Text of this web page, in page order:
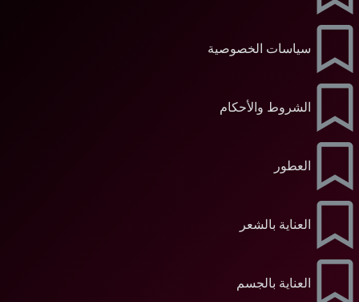
سياسات الخصوصية
الشروط والأحكام
العطور
العناية بالشعر
العناية بالجسم